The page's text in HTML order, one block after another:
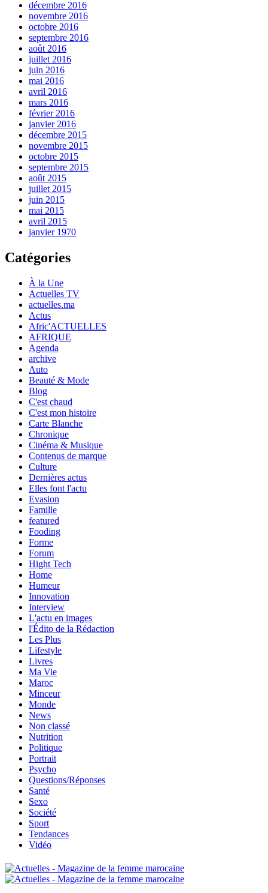
décembre 2016
novembre 2016
octobre 2016
septembre 2016
août 2016
juillet 2016
juin 2016
mai 2016
avril 2016
mars 2016
février 2016
janvier 2016
décembre 2015
novembre 2015
octobre 2015
septembre 2015
août 2015
juillet 2015
juin 2015
mai 2015
avril 2015
janvier 1970
Catégories
À la Une
Actuelles TV
actuelles.ma
Actus
Afric'ACTUELLES
AFRIQUE
Agenda
archive
Auto
Beauté & Mode
Blog
C'est chaud
C'est mon histoire
Carte Blanche
Chronique
Cinéma & Musique
Contenus de marque
Culture
Dernières actus
Elles font l'actu
Evasion
Famille
featured
Fooding
Forme
Forum
Hight Tech
Home
Humeur
Innovation
Interview
L'actu en images
l'Édito de la Rédaction
Les Plus
Lifestyle
Livres
Ma Vie
Maroc
Minceur
Monde
News
Non classé
Nutrition
Politique
Portrait
Psycho
Questions/Réponses
Santé
Sexo
Société
Sport
Tendances
Vidéo